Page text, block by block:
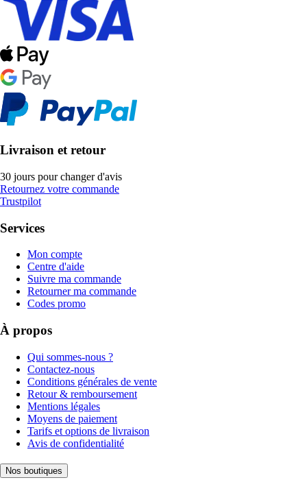
Livraison et retour
30 jours pour changer d'avis
Retournez votre commande
Trustpilot
Services
Mon compte
Centre d'aide
Suivre ma commande
Retourner ma commande
Codes promo
À propos
Qui sommes-nous ?
Contactez-nous
Conditions générales de vente
Retour & remboursement
Mentions légales
Moyens de paiement
Tarifs et options de livraison
Avis de confidentialité
Nos boutiques